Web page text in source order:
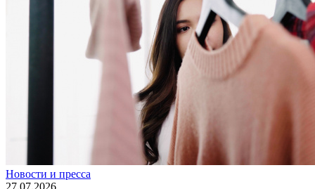
Новости и пресса
27.07.2026